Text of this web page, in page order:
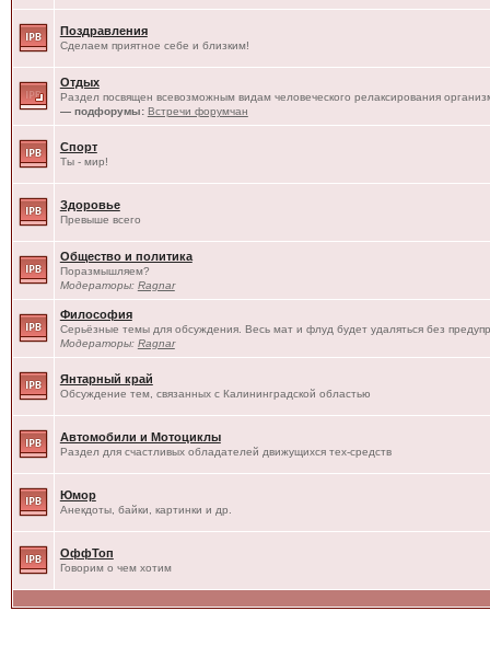
Поздравления
Сделаем приятное себе и близким!
Отдых
Раздел посвящен всевозможным видам человеческого релаксирования
— подфорумы: Встречи форумчан
Спорт
Ты - мир!
Здоровье
Превыше всего
Общество и политика
Поразмышляем?
Модераторы: Ragnar
Философия
Серьёзные темы для обсуждения. Весь мат и флуд будет удаляться без
Модераторы: Ragnar
Янтарный край
Обсуждение тем, связанных с Калининградской областью
Автомобили и Мотоциклы
Раздел для счастливых обладателей движущихся тех-средств
Юмор
Анекдоты, байки, картинки и др.
ОффТоп
Говорим о чем хотим